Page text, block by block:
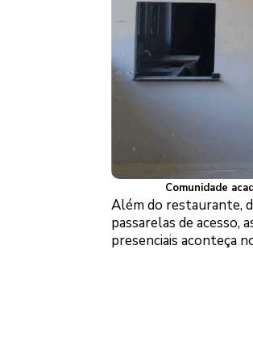
Comunidade
Além do restaurante,
passarelas de acesso,
presenciais aconteça